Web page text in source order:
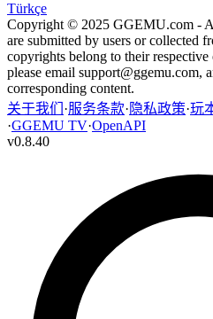
Türkçe
Copyright © 2025 GGEMU.com -
are submitted by users or collected
copyrights belong to their
please email support@ggemu.com,
corresponding content.
关于我们 ·服务条款· 隐私政策·玩
·GGEMU TV·OpenAPI
v0.8.40